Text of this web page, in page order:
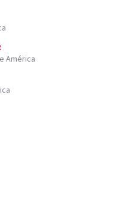
América